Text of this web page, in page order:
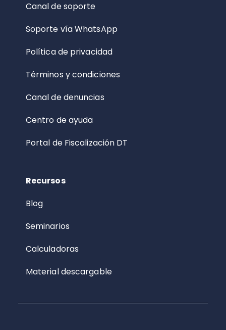
Canal de soporte
Soporte vía WhatsApp
Política de privacidad
Términos y condiciones
Canal de denuncias
Centro de ayuda
Portal de Fiscalización DT
Recursos
Blog
Seminarios
Calculadoras
Material descargable